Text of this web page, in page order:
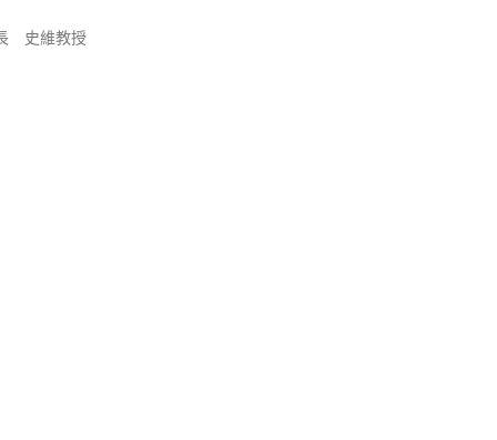
史維教授